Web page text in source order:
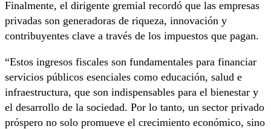
Finalmente, el dirigente gremial recordó que las empresas
privadas son generadoras de riqueza, innovación y
contribuyentes clave a través de los impuestos que pagan.
“Estos ingresos fiscales son fundamentales para financiar
servicios públicos esenciales como educación, salud e
infraestructura, que son indispensables para el bienestar y
el desarrollo de la sociedad. Por lo tanto, un sector privado
próspero no solo promueve el crecimiento económico, sino